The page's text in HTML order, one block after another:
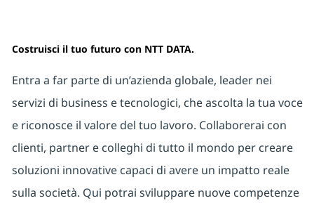
Costruisci il tuo futuro con NTT DATA.
Entra a far parte di un’azienda globale, leader nei
servizi di business e tecnologici, che ascolta la tua voce
e riconosce il valore del tuo lavoro. Collaborerai con
clienti, partner e colleghi di tutto il mondo per creare
soluzioni innovative capaci di avere un impatto reale
sulla società. Qui potrai sviluppare nuove competenze